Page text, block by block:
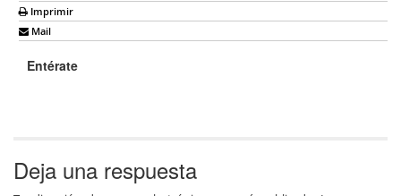
Imprimir
Mail
Entérate
Deja una respuesta